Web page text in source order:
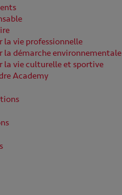
la vie professionnelle
la démarche environnementale
la vie culturelle et sportive
Academy